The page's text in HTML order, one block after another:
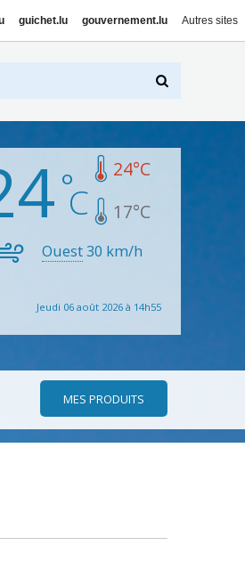
guichet.lu gouvernement.lu Autres sites
24°C
17°C
Ouest30 km/h
Jeudi 06 août 2026 à 14h55
MES PRODUITS